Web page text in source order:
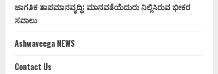
ಜಾಗತಿಕ ತಾಪಮಾನವೃದ್ಧಿ: ಮಾನವತೆಯೆದುರು ನಿಲ್ಲಿಸಿರುವ ಭೀಕರ
ಸವಾಲು
Ashwaveega NEWS
Contact Us